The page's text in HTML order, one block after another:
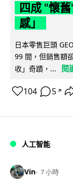
四成 "懷
感」
日本零售巨頭
99 間，但銷售額
收」奇蹟，...
閱
104 5 ↗
人工智能
Vin 7 小時